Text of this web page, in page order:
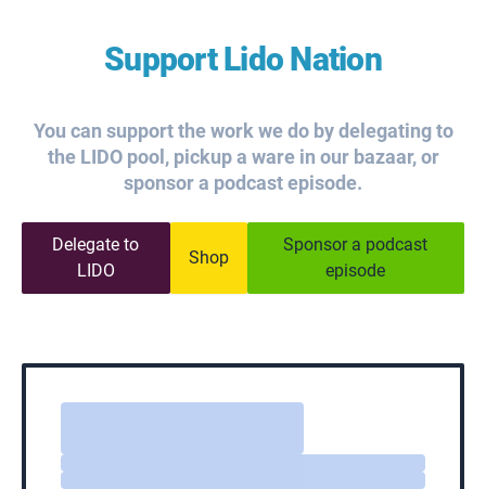
Support Lido Nation
You can support the work we do by delegating to
the LIDO pool, pickup a ware in our bazaar, or
sponsor a podcast episode.
Delegate to
LIDO
Shop
Sponsor a podcast
episode